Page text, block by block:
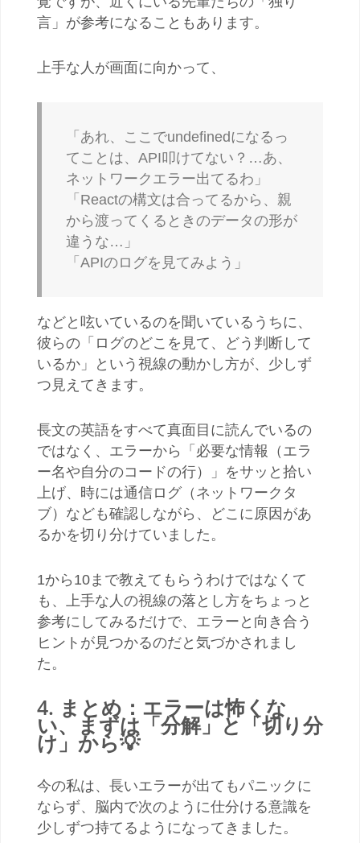
言」が参考になることもあります。
上手な人が画面に向かって、
「あれ、ここでundefinedになるっ
てことは、API叩けてない？…あ、
ネットワークエラー出てるわ」
「Reactの構文は合ってるから、親
から渡ってくるときのデータの形が
違うな…」
「APIのログを見てみよう」
などと呟いているのを聞いているうちに、
彼らの「ログのどこを見て、どう判断して
いるか」という視線の動かし方が、少しず
つ見えてきます。
長文の英語をすべて真面目に読んでいるの
ではなく、エラーから「必要な情報（エラ
ー名や自分のコードの行）」をサッと拾い
上げ、時には通信ログ（ネットワークタ
ブ）なども確認しながら、どこに原因があ
るかを切り分けていました。
1から10まで教えてもらうわけではなくて
も、上手な人の視線の落とし方をちょっと
参考にしてみるだけで、エラーと向き合う
ヒントが見つかるのだと気づかされまし
た。
4. まとめ：エラーは怖くな
い、まずは「分解」と「切り分
け」から💡
今の私は、長いエラーが出てもパニックに
ならず、脳内で次のように仕分ける意識を
少しずつ持てるようになってきました。